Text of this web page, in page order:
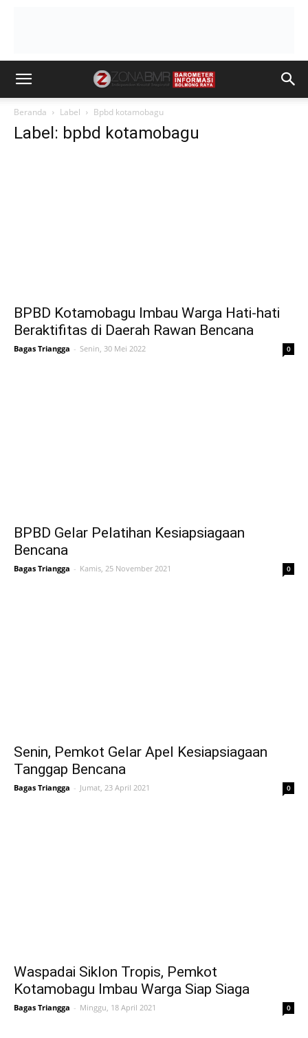
Beranda Label Bpbd kotamobagu
Label: bpbd kotamobagu
BPBD Kotamobagu Imbau Warga Hati-hati
Beraktifitas di Daerah Rawan Bencana
Bagas Triangga - Senin, 30 Mei 2022 0
BPBD Gelar Pelatihan Kesiapsiagaan
Bencana
Bagas Triangga - Kamis, 25 November 2021 0
Senin, Pemkot Gelar Apel Kesiapsiagaan
Tanggap Bencana
Bagas Triangga - Jumat, 23 April 2021 0
Waspadai Siklon Tropis, Pemkot
Kotamobagu Imbau Warga Siap Siaga
Bagas Triangga - Minggu, 18 April 2021 0